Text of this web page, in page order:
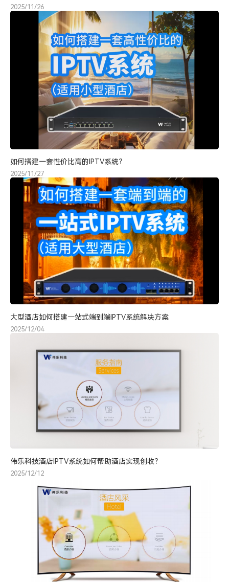
2025/11/26
如何搭建一套性价比高的IPTV系统？
2025/11/27
大型酒店如何搭建一站式端到端IPTV系统解决方案
2025/12/04
伟乐科技酒店IPTV系统如何帮助酒店实现创收？
2025/12/12